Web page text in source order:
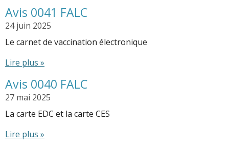
Avis 0041 FALC
24 juin 2025
Le carnet de vaccination électronique
Lire plus »
Avis 0040 FALC
27 mai 2025
La carte EDC et la carte CES
Lire plus »